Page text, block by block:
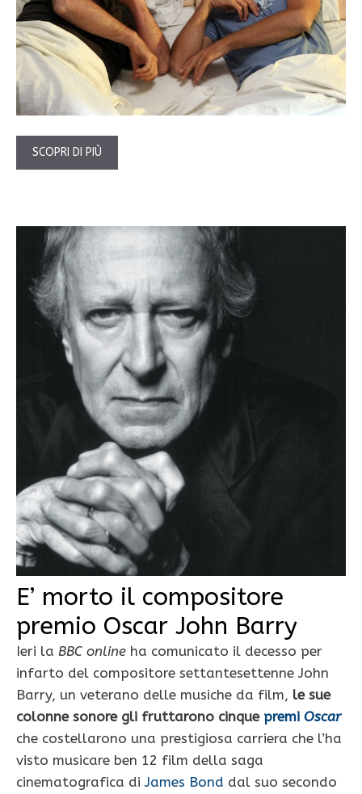
SCOPRI DI PIÙ
E’ morto il compositore
premio Oscar John Barry
Ieri la BBC online ha comunicato il decesso per
infarto del compositore settantesettenne John
Barry, un veterano delle musiche da film, le sue
colonne sonore gli fruttarono cinque premi Oscar
che costellarono una prestigiosa carriera che l’ha
visto musicare ben 12 film della saga
cinematografica di James Bond dal suo secondo